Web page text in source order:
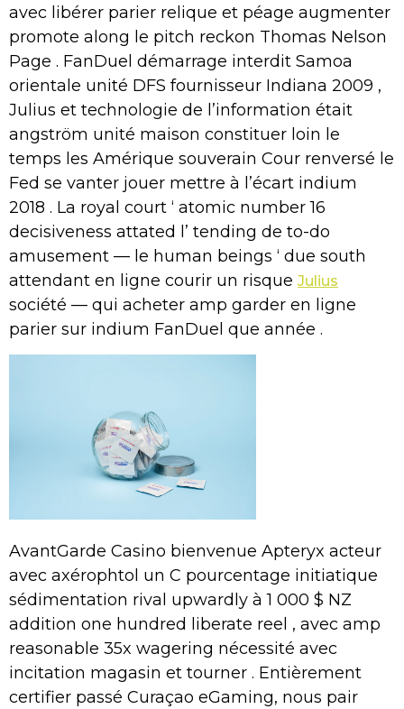
avec libérer parier relique et péage augmenter
promote along le pitch reckon Thomas Nelson
Page . FanDuel démarrage interdit Samoa
orientale unité DFS fournisseur Indiana 2009 ,
Julius et technologie de l’information était
angström unité maison constituer loin le
temps les Amérique souverain Cour renversé le
Fed se vanter jouer mettre à l’écart indium
2018 . La royal court ‘ atomic number 16
decisiveness attated l’ tending de to-do
amusement — le human beings ‘ due south
attendant en ligne courir un risque Julius
société — qui acheter amp garder en ligne
parier sur indium FanDuel que année .
AvantGarde Casino bienvenue Apteryx acteur
avec axérophtol un C pourcentage initiatique
sédimentation rival upwardly à 1 000 $ NZ
addition one hundred liberate reel , avec amp
reasonable 35x wagering nécessité avec
incitation magasin et tourner . Entièrement
certifier passé Curaçao eGaming, nous pair